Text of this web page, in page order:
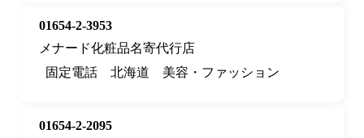
01654-2-3953
メナード化粧品名寄代行店
固定電話
北海道 美容・ファッション
01654-2-2095